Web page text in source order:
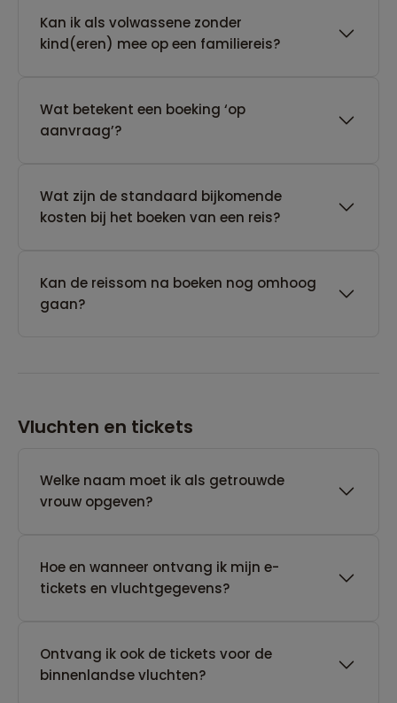
Kan ik als volwassene zonder
kind(eren) mee op een familiereis?
Wat betekent een boeking ‘op
aanvraag’?
Wat zijn de standaard bijkomende
kosten bij het boeken van een reis?
Kan de reissom na boeken nog omhoog
gaan?
Vluchten en tickets
Welke naam moet ik als getrouwde
vrouw opgeven?
Hoe en wanneer ontvang ik mijn e-
tickets en vluchtgegevens?
Ontvang ik ook de tickets voor de
binnenlandse vluchten?